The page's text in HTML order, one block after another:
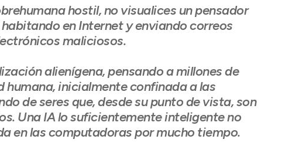
hostil, no visualices un pensador
en Internet y enviando correos
maliciosos.
alienígena, pensando a millones de
humana, inicialmente confinada a las
de seres que, desde su punto de vista, son
Una IA lo suficientemente inteligente no
en las computadoras por mucho tiempo.